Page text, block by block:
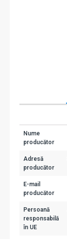
Nume
producător
Adresă
producător
E-mail
producător
Persoană
responsabilă
în UE